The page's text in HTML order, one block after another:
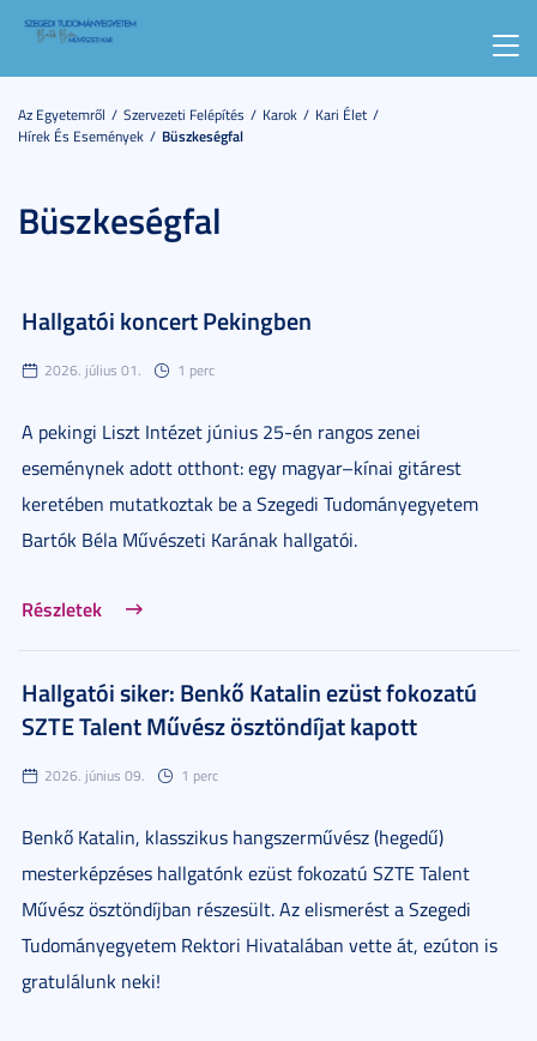
Az Egyetemről Szervezeti Felépítés Karok
Kari Élet
Hírek És Események
Büszkeségfal
Büszkeségfal
Hallgatói koncert Pekingben
2026. július 01. 1 perc
A pekingi Liszt Intézet június 25-én rangos zenei
eseménynek adott otthont: egy magyar–kínai gitárest
keretében mutatkoztak be a Szegedi Tudományegyetem
Bartók Béla Művészeti Karának hallgatói.
Részletek
Hallgatói siker: Benkő Katalin ezüst fokozatú
SZTE Talent Művész ösztöndíjat kapott
2026. június 09. 1 perc
Benkő Katalin, klasszikus hangszerművész (hegedű)
mesterképzéses hallgatónk ezüst fokozatú SZTE Talent
Művész ösztöndíjban részesült. Az elismerést a Szegedi
Tudományegyetem Rektori Hivatalában vette át, ezúton is
gratulálunk neki!